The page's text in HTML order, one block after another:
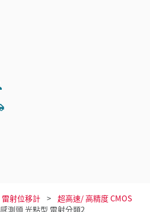
雷射位移計
超高速/ 高精度 CMOS
感測頭 光點型 雷射分類2